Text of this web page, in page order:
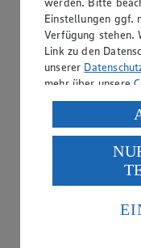
Regood Bowls
Einstellungen ggf.
Verfügung stehen.
Link zu den
unserer
mehr über unsere
Verarbeitung
USA durch
Wenn du auf
des Art. 49 Abs. 1
Daten in den
die USA als Land
Standards nicht
Es besteht das